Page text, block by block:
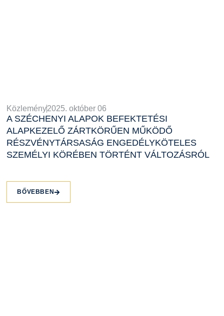
Közlemény2025. október 06
A SZÉCHENYI ALAPOK BEFEKTETÉSI
ALAPKEZELŐ ZÁRTKÖRŰEN MŰKÖDŐ
RÉSZVÉNYTÁRSASÁG ENGEDÉLYKÖTELES
SZEMÉLYI KÖRÉBEN TÖRTÉNT VÁLTOZÁSRÓL
BŐVEBBEN